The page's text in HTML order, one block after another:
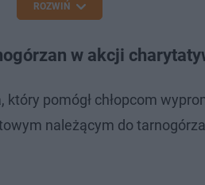
ROZWIŃ
w akcji
który pomógł chłopcom
należącym do